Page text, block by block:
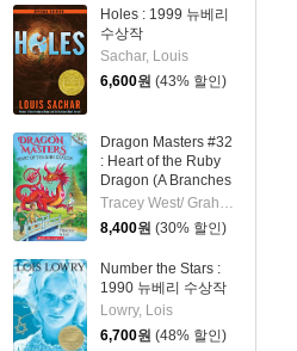
Holes : 1999 뉴베리
수상작
Sachar, Louis
6,600원 (43% 할인)
Dragon Masters #32
: Heart of the Ruby
Dragon (A Branches
Book)
Tracey West/ Graham Howells (ILT)
8,400원 (30% 할인)
Number the Stars :
1990 뉴베리 수상작
Lowry, Lois
6,700원 (48% 할인)